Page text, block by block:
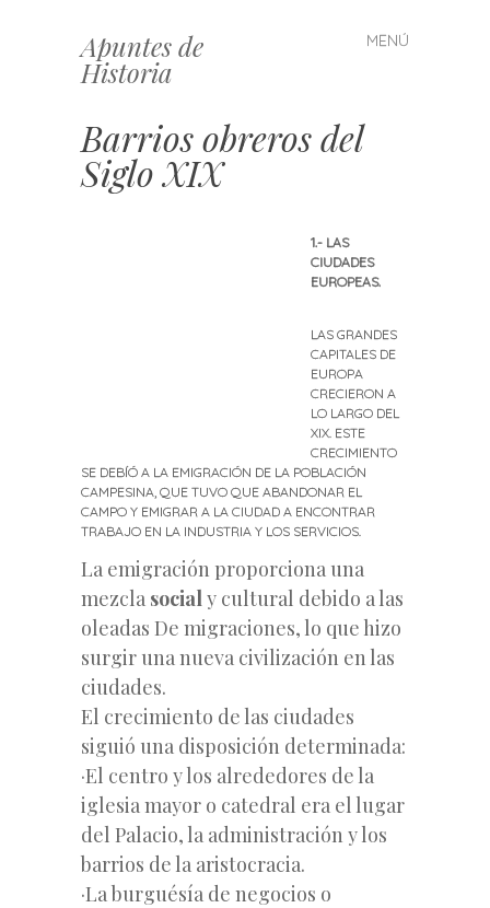
Apuntes de
Historia
MENÚ
Saltar
al
Barrios obreros del
Siglo XIX
1.- LAS
CIUDADES
EUROPEAS.
LAS GRANDES
CAPITALES DE
EUROPA
CRECIERON A
LO LARGO DEL
XIX. ESTE
CRECIMIENTO
SE DEBÍÓ A LA EMIGRACIÓN DE LA POBLACIÓN
CAMPESINA, QUE TUVO QUE ABANDONAR EL
CAMPO Y EMIGRAR A LA CIUDAD A ENCONTRAR
TRABAJO EN LA INDUSTRIA Y LOS SERVICIOS.
La emigración proporciona una
mezcla socialy cultural debido a las
oleadas De migraciones, lo que hizo
surgir una nueva civilización en las
ciudades.
El crecimiento de las ciudades
siguió una disposición determinada:
·El centro ylos alrededores de la
iglesia mayor o catedral era el lugar
del Palacio, la administración y los
barrios de la aristocracia.
·La burguésía de negocios o